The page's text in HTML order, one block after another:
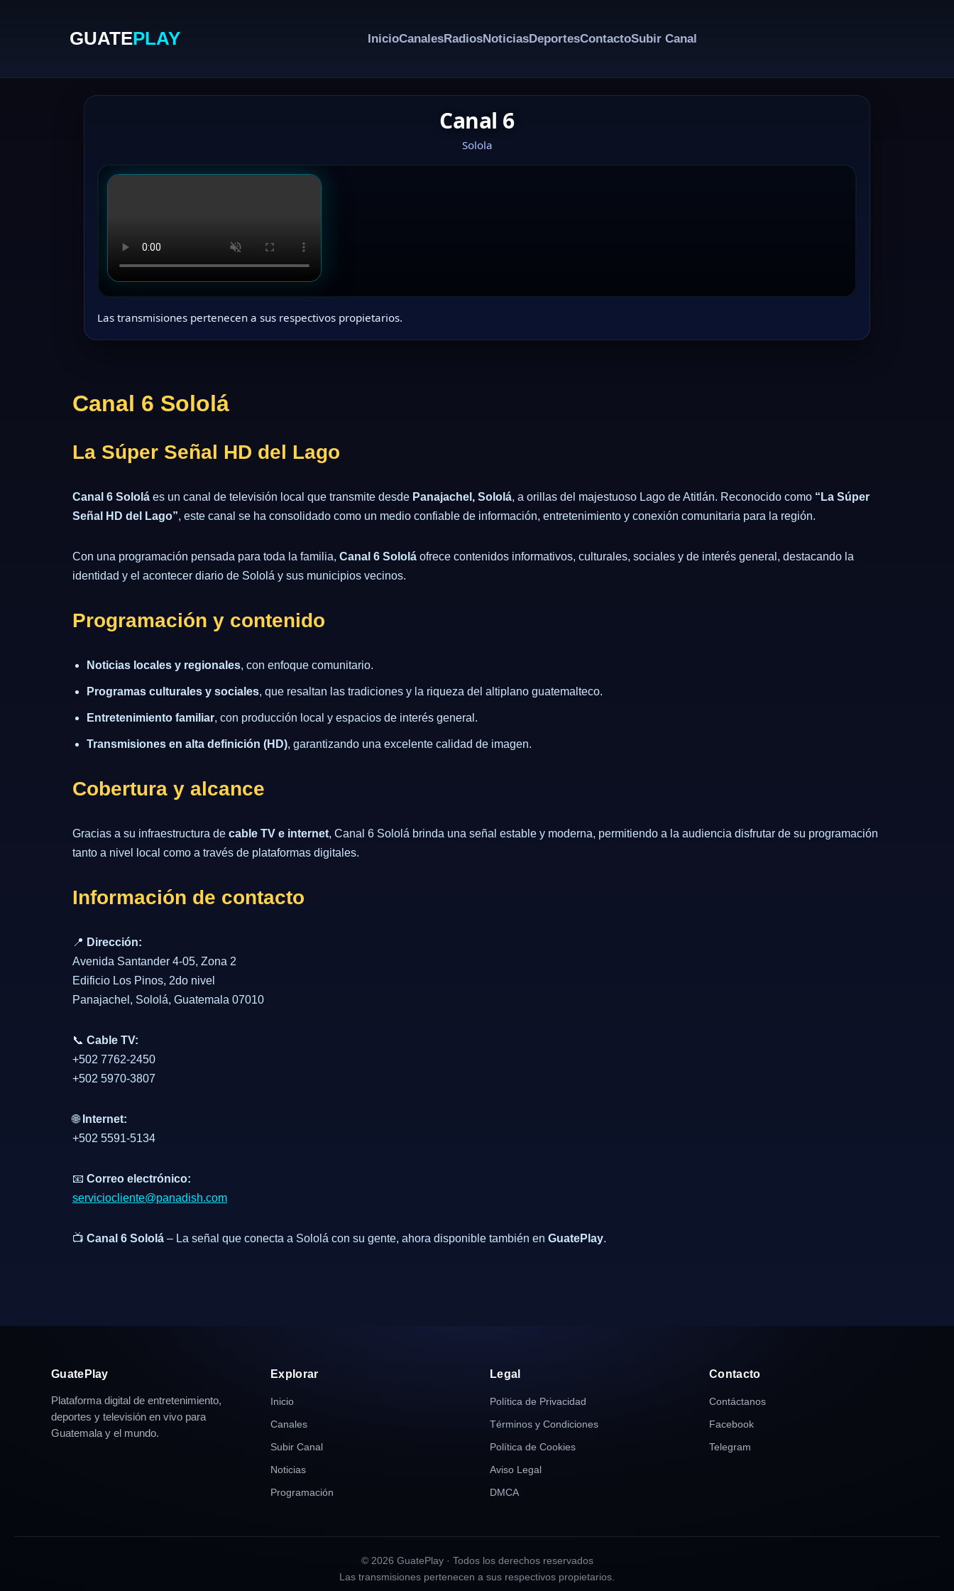
GUATEPLAY InicioCanalesRadiosNoticiasDeportesContactoSubir Canal
Canal 6
Solola
Las transmisiones pertenecen a sus respectivos propietarios.
Canal 6 Sololá
La Súper Señal HD del Lago
Canal 6 Sololá es un canal de televisión local que transmite desde Panajachel, Sololá, a orillas del majestuoso Lago de Atitlán. Reconocido como “La Súper
Señal HD del Lago”, este canal se ha consolidado como un medio confiable de información, entretenimiento y conexión comunitaria para la región.
Con una programación pensada para toda la familia, Canal 6 Sololá ofrece contenidos informativos, culturales, sociales y de interés general, destacando la
identidad y el acontecer diario de Sololá y sus municipios vecinos.
Programación y contenido
Noticias locales y regionales, con enfoque comunitario.
Programas culturales y sociales, que resaltan las tradiciones y la riqueza del altiplano guatemalteco.
Entretenimiento familiar, con producción local y espacios de interés general.
Transmisiones en alta definición (HD), garantizando una excelente calidad de imagen.
Cobertura y alcance
Gracias a su infraestructura de cable TV e internet, Canal 6 Sololá brinda una señal estable y moderna, permitiendo a la audiencia disfrutar de su programación
tanto a nivel local como a través de plataformas digitales.
Información de contacto
📍 Dirección:
Avenida Santander 4-05, Zona 2
Edificio Los Pinos, 2do nivel
Panajachel, Sololá, Guatemala 07010
📞 Cable TV:
+502 7762-2450
+502 5970-3807
🌐 Internet:
+502 5591-5134
📧 Correo electrónico:
serviciocliente@panadish.com
📺 Canal 6 Sololá – La señal que conecta a Sololá con su gente, ahora disponible también en GuatePlay.
GuatePlay
Plataforma digital de entretenimiento,
deportes y televisión en vivo para
Guatemala y el mundo.
Explorar
Inicio
Canales
Subir Canal
Noticias
Programación
Legal
Política de Privacidad
Términos y Condiciones
Política de Cookies
Aviso Legal
DMCA
Contacto
Contáctanos
Facebook
Telegram
© 2026 GuatePlay · Todos los derechos reservados
Las transmisiones pertenecen a sus respectivos propietarios.